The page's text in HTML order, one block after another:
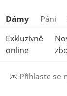
Přeskočit
Dámy Páni
Exkluzivně
online
💌 Přihlaste se